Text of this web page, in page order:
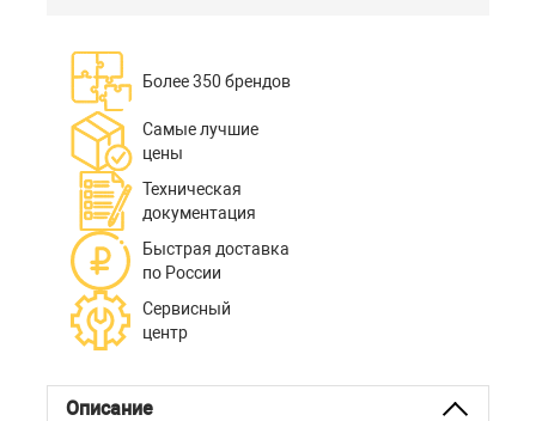
Более 350 брендов
Самые лучшие
цены
Техническая
документация
Быстрая доставка
по России
Сервисный
центр
Описание